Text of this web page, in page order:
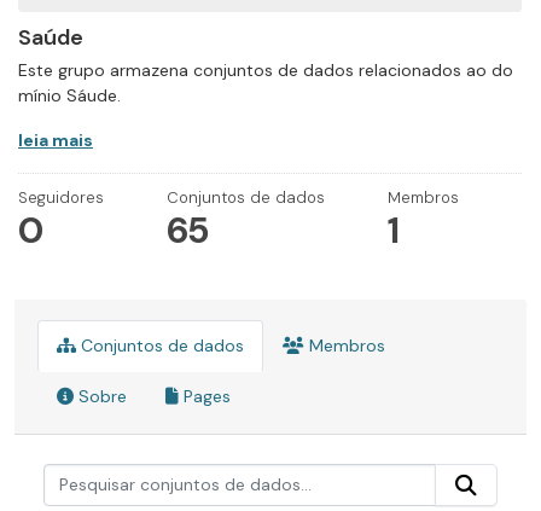
Saúde
Este grupo armazena conjuntos de dados relacionados ao do
mínio Sáude.
leia mais
Seguidores
0
Conjuntos de dados
65
Membros
1
Conjuntos de dados Membros
Sobre Pages